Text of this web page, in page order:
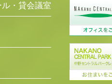
ル・貸会議室